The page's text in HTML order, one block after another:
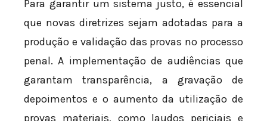
Para garantir um sistema justo, é essencial
que novas diretrizes sejam adotadas para a
produção e validação das provas no processo
penal. A implementação de audiências que
garantam transparência, a gravação de
depoimentos e o aumento da utilização de
provas materiais, como laudos periciais e